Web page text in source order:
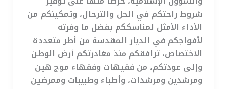
شروط راحتكم في الحل والترحال، وتمكينكم من
الأداء الأمثل لمناسككم بفضل ما وفرته
لأفواجكم في الديار المقدسة من أطر متعددة
الاختصاص، ترافقكم منذ مغادرتكم أرض الوطن
وإلى عودتكم، من فقيهات وفقهاء موج هين
ومرشدين ومرشدات، وأطباء وطبيبات وممرضين